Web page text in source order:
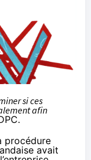
si ces
afin
procédure
avait